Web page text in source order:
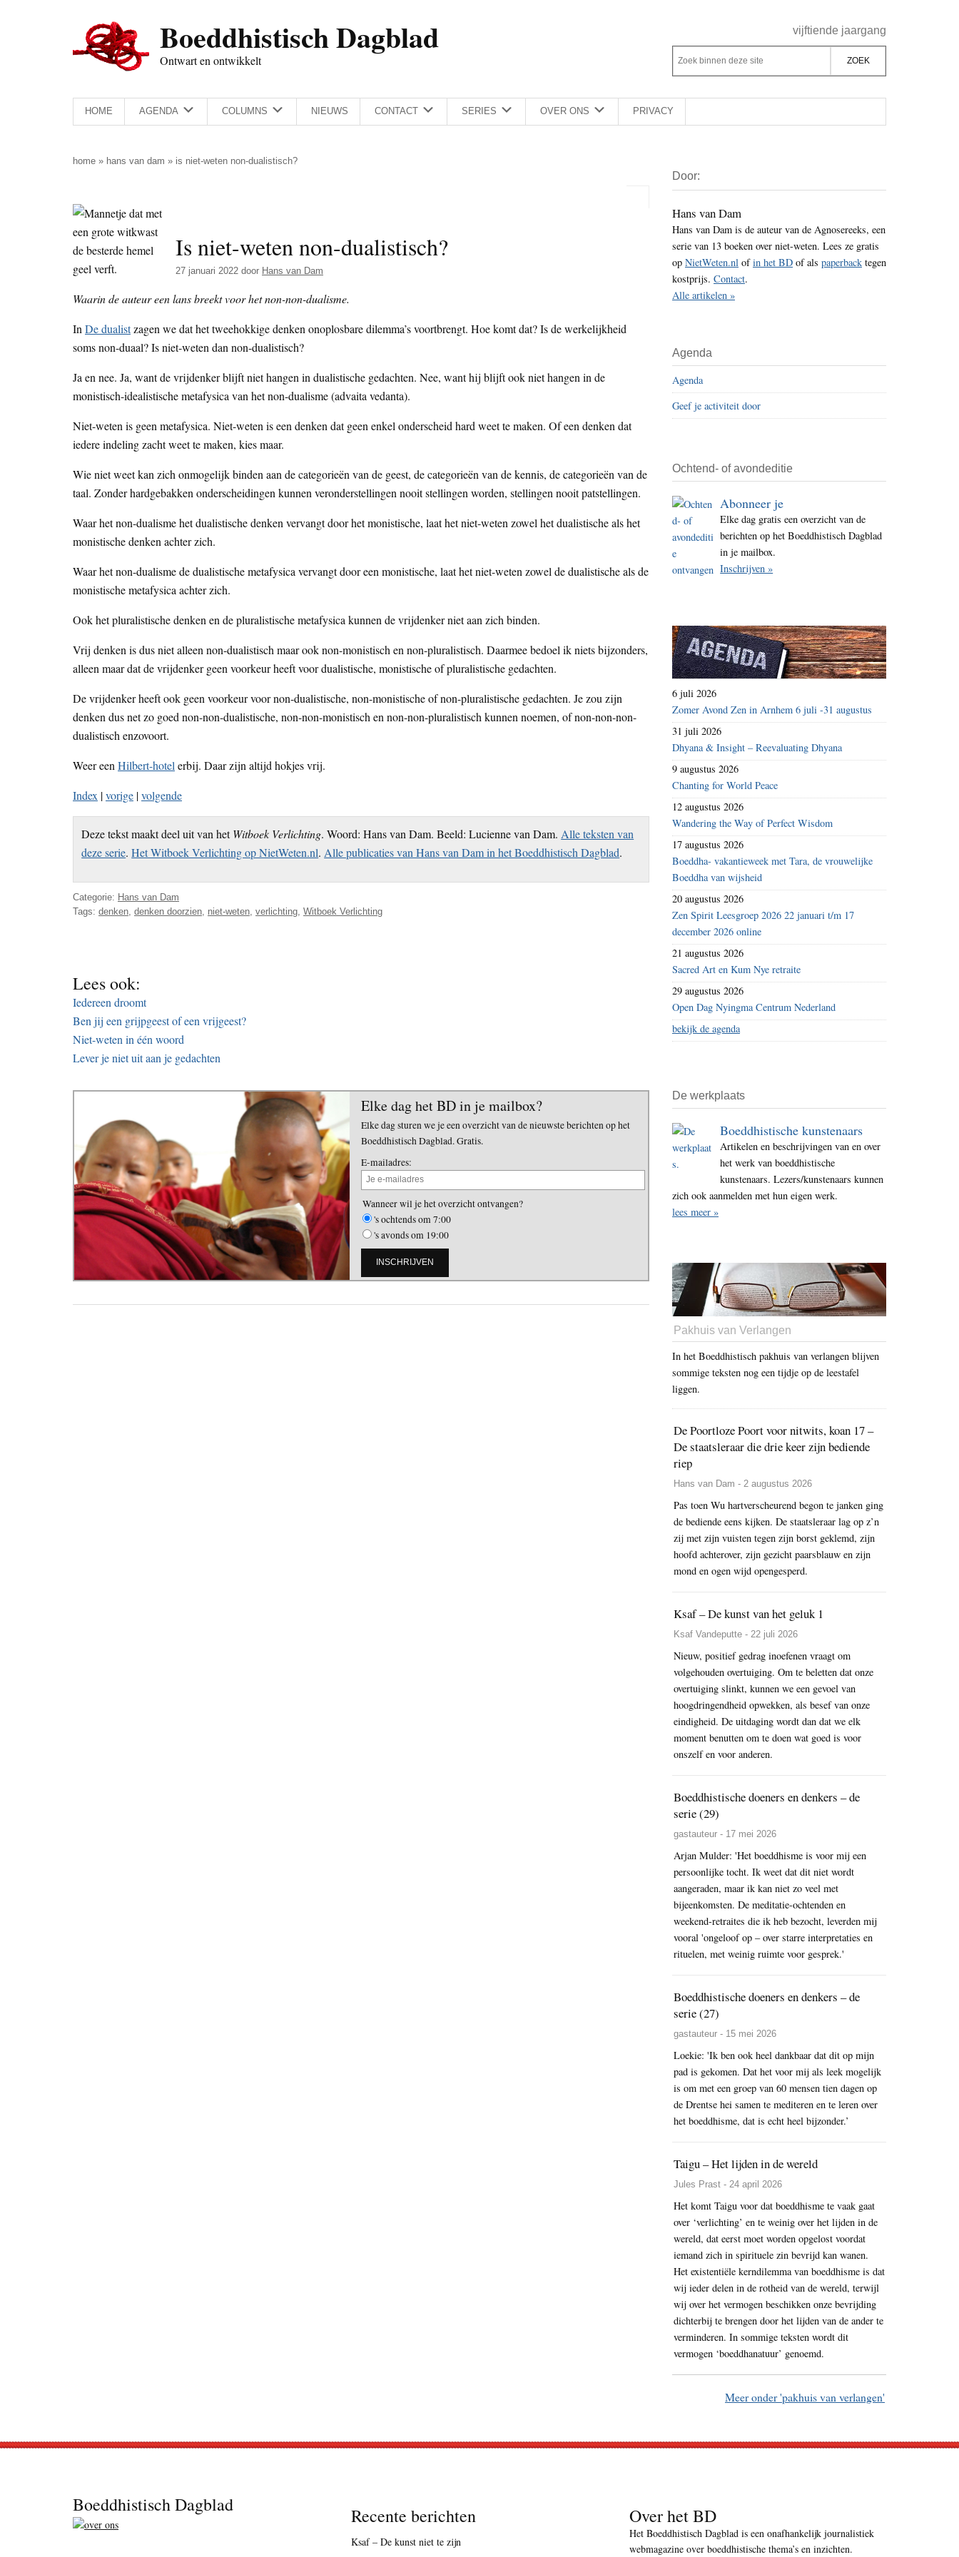
Boeddhistisch Dagblad
Ontwart en ontwikkelt
Rechts
vijftiende jaargang
Z
o
e
k
d
e
z
e
s
i
t
Z
o
k
b
n
n
e
z
e
t
e
HOME AGENDA COLUMNS NIEUWS CONTACT SERIES OVER ONS PRIVACY
home » hans van dam » is niet-weten non-dualistisch?
Is niet-weten non-dualistisch?
27 januari 2022 door Hans van Dam
Waarin de auteur een lans breekt voor het non-non-dualisme.
In De dualistzagen we dat het tweehokkige denken onoplosbare dilemma’s voortbrengt. Hoe komt dat? Is de werkelijkheid
soms non-duaal? Is niet-weten dan non-dualistisch?
Ja en nee. Ja, want de vrijdenker blijft niet hangen in dualistische gedachten. Nee, want hij blijft ook niet hangen in de
monistisch-idealistische metafysica van het non-dualisme (advaita vedanta).
Niet-weten is geen metafysica. Niet-weten is een denken dat geen enkel onderscheid hard weet te maken. Of een denken dat
iedere indeling zacht weet te maken, kies maar.
Wie niet weet kan zich onmogelijk binden aan de categorieën van de geest, de categorieën van de kennis, de categorieën van de
taal. Zonder hardgebakken onderscheidingen kunnen veronderstellingen nooit stellingen worden, stellingen nooit patstellingen.
Waar het non-dualisme het dualistische denken vervangt door het monistische, laat het niet-weten zowel het dualistische als het
monistische denken achter zich.
Waar het non-dualisme de dualistische metafysica vervangt door een monistische, laat het niet-weten zowel de dualistische als de
monistische metafysica achter zich.
Ook het pluralistische denken en de pluralistische metafysica kunnen de vrijdenker niet aan zich binden.
Vrij denken is dus niet alleen non-dualistisch maar ook non-monistisch en non-pluralistisch. Daarmee bedoel ik niets bijzonders,
alleen maar dat de vrijdenker geen voorkeur heeft voor dualistische, monistische of pluralistische gedachten.
De vrijdenker heeft ook geen voorkeur voor non-dualistische, non-monistische of non-pluralistische gedachten. Je zou zijn
denken dus net zo goed non-non-dualistische, non-non-monistisch en non-non-pluralistisch kunnen noemen, of non-non-non-
dualistisch enzovoort.
Weer een Hilbert-hotel erbij. Daar zijn altijd hokjes vrij.
Index |vorige |volgende
Deze tekst maakt deel uit van hetWitboek Verlichting. Woord: Hans van Dam. Beeld: Lucienne van Dam.Alle teksten van
deze serie.Het Witboek Verlichting op NietWeten.nl.Alle publicaties van Hans van Dam in het Boeddhistisch Dagblad.
Categorie: Hans van Dam
Tags: denken denken doorzien niet-weten verlichting Witboek Verlichting
Lees ook:
Iedereen droomt
Ben jij een grijpgeest of een vrijgeest?
Niet-weten in één woord
Lever je niet uit aan je gedachten
Elke dag het BD in je mailbox?
Elke dag sturen we je een overzicht van de nieuwste berichten op het
Boeddhistisch Dagblad. Gratis.
E-mailadres:
Wanneer wil je het overzicht ontvangen?
's ochtends om 7:00
's avonds om 19:00
Sidebar
Door:
Hans van Dam
Hans van Dam is de auteur van de Agnosereeks, een
serie van 13 boeken over niet-weten. Lees ze gratis
op NietWeten.nl ofin het BD of als paperback tegen
kostprijs. Contact.
Alle artikelen »
Agenda
Agenda
Geef je activiteit door
Ochtend- of avondeditie
Abonneer je
Elke dag gratis een overzicht van de
berichten op het Boeddhistisch Dagblad
in je mailbox.
Inschrijven »
6 juli 2026
Zomer Avond Zen in Arnhem 6 juli -31 augustus
31 juli 2026
Dhyana & Insight – Reevaluating Dhyana
9 augustus 2026
Chanting for World Peace
12 augustus 2026
Wandering the Way of Perfect Wisdom
17 augustus 2026
Boeddha- vakantieweek met Tara, de vrouwelijke
Boeddha van wijsheid
20 augustus 2026
Zen Spirit Leesgroep 2026 22 januari t/m 17
december 2026 online
21 augustus 2026
Sacred Art en Kum Nye retraite
29 augustus 2026
Open Dag Nyingma Centrum Nederland
bekijk de agenda
De werkplaats
Boeddhistische kunstenaars
Artikelen en beschrijvingen van en over
het werk van boeddhistische
kunstenaars. Lezers/kunstenaars kunnen
zich ook aanmelden met hun eigen werk.
lees meer »
Pakhuis van Verlangen
In het Boeddhistisch pakhuis van verlangen blijven
sommige teksten nog een tijdje op de leestafel
liggen.
De Poortloze Poort voor nitwits, koan 17 –
De staatsleraar die drie keer zijn bediende
riep
Hans van Dam - 2 augustus 2026
Pas toen Wu hartverscheurend begon te janken ging
de bediende eens kijken. De staatsleraar lag op z’n
zij met zijn vuisten tegen zijn borst geklemd, zijn
hoofd achterover, zijn gezicht paarsblauw en zijn
mond en ogen wijd opengesperd.
Ksaf – De kunst van het geluk 1
Ksaf Vandeputte - 22 juli 2026
Nieuw, positief gedrag inoefenen vraagt om
volgehouden overtuiging. Om te beletten dat onze
overtuiging slinkt, kunnen we een gevoel van
hoogdringendheid opwekken, als besef van onze
eindigheid. De uitdaging wordt dan dat we elk
moment benutten om te doen wat goed is voor
onszelf en voor anderen.
Boeddhistische doeners en denkers – de
serie (29)
gastauteur - 17 mei 2026
Arjan Mulder: 'Het boeddhisme is voor mij een
persoonlijke tocht. Ik weet dat dit niet wordt
aangeraden, maar ik kan niet zo veel met
bijeenkomsten. De meditatie-ochtenden en
weekend-retraites die ik heb bezocht, leverden mij
vooral 'ongeloof op – over starre interpretaties en
rituelen, met weinig ruimte voor gesprek.'
Boeddhistische doeners en denkers – de
serie (27)
gastauteur - 15 mei 2026
Loekie: 'Ik ben ook heel dankbaar dat dit op mijn
pad is gekomen. Dat het voor mij als leek mogelijk
is om met een groep van 60 mensen tien dagen op
de Drentse hei samen te mediteren en te leren over
het boeddhisme, dat is echt heel bijzonder.’
Taigu – Het lijden in de wereld
Jules Prast - 24 april 2026
Het komt Taigu voor dat boeddhisme te vaak gaat
over ‘verlichting’ en te weinig over het lijden in de
wereld, dat eerst moet worden opgelost voordat
iemand zich in spirituele zin bevrijd kan wanen.
Het existentiële kerndilemma van boeddhisme is dat
wij ieder delen in de rotheid van de wereld, terwijl
wij over het vermogen beschikken onze bevrijding
dichterbij te brengen door het lijden van de ander te
verminderen. In sommige teksten wordt dit
vermogen ‘boeddhanatuur’ genoemd.
Meer onder 'pakhuis van verlangen'
Boeddhistisch Dagblad Recente berichten
Ksaf – De kunst niet te zijn
Over het BD
Het Boeddhistisch Dagblad is een onafhankelijk journalistiek
webmagazine over boeddhistische thema’s en inzichten.